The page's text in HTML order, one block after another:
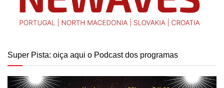
Super Pista: oiça aqui o Podcast dos programas